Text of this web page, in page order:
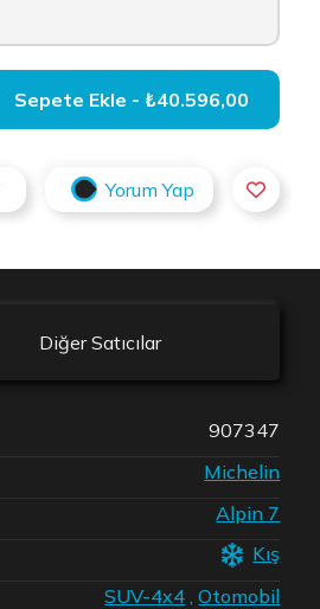
Sepete Ekle - ₺40.596,00
Yorum Yap
Diğer Satıcılar
907347
Michelin
Alpin 7
Kış
SUV-4x4 ,Otomobil